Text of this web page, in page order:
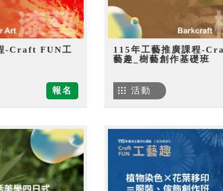
-Craft FUN工
報名
115年工藝推廣課程-
藝趣_樹藝創作基礎班
活動